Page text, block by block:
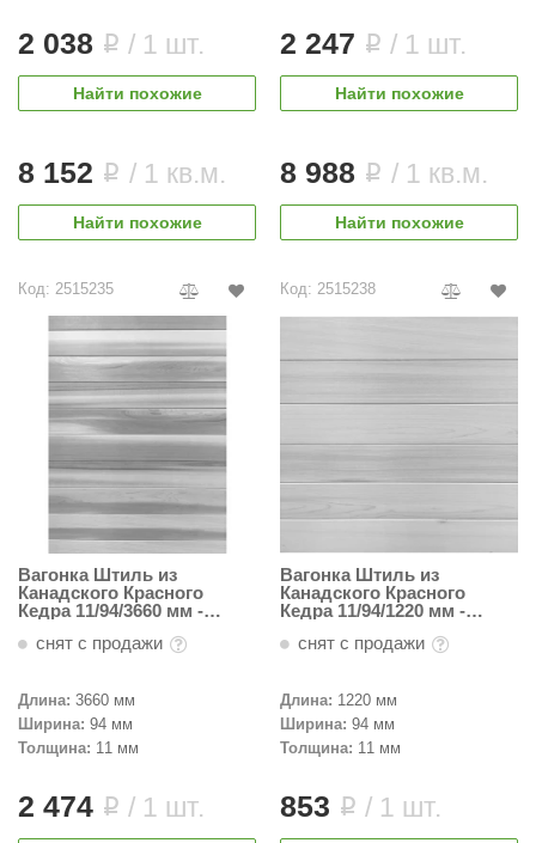
2 038 i / 1 шт.
Найти похожие
8 152 i / 1 кв.м.
Найти похожие
2 247 i / 1 шт.
Найти похожие
8 988 i / 1 кв.м.
Найти похожие
Код: 2515235
Вагонка Штиль из
Канадского Красного
Кедра 11/94/3660 мм -
снят с продажи
Длина: 3660 мм
Ширина: 94 мм
Толщина: 11 мм
2 474 i / 1 шт.
Код: 2515238
Вагонка Штиль из
Канадского Красного
Кедра 11/94/1220 мм -
снят с продажи
Длина: 1220 мм
Ширина: 94 мм
Толщина: 11 мм
853 i / 1 шт.